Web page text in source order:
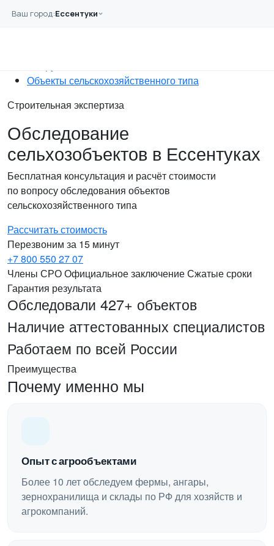
Ваш город:Ессентуки
Главная
Объекты сельскохозяйственного типа
Строительная экспертиза
Обследование
сельхозобъектов в Ессентуках
Бесплатная консультация и расчёт стоимости
по вопросу обследования объектов
сельскохозяйственного типа
Рассчитать стоимость
Перезвоним за 15 минут
+7 800 550 27 07
Члены СРООфициальное заключениеСжатые сроки
Гарантия результата
Обследовали 427+ объектов
Наличие аттестованных специалистов
Работаем по всей России
Преимущества
Почему именно мы
Опыт с агрообъектами
Более 10 лет обследуем фермы, ангары,
зернохранилища и склады по РФ для хозяйств и
агрокомпаний.